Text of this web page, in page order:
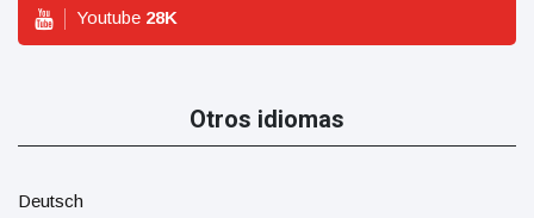
Youtube 28K
Otros idiomas
Deutsch